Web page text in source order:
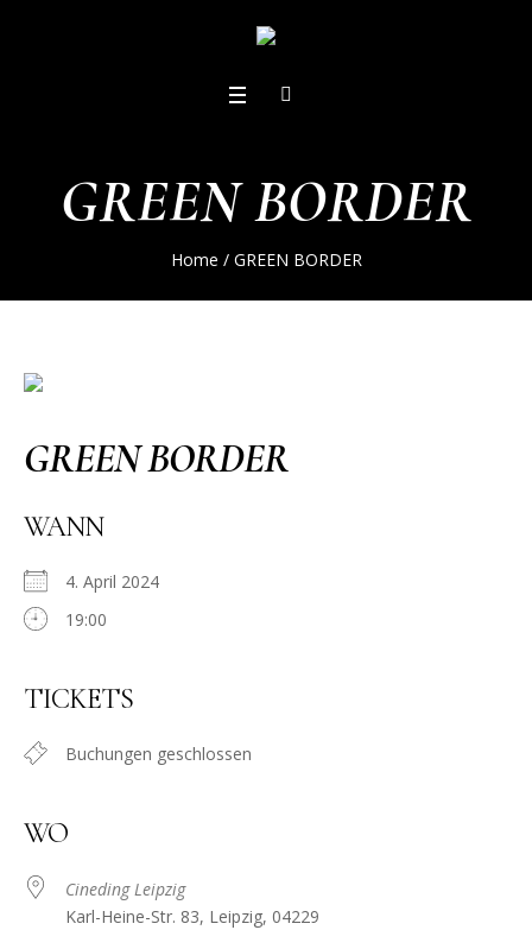
GREEN BORDER
Home / GREEN BORDER
GREEN BORDER
WANN
4. April 2024
19:00
TICKETS
Buchungen geschlossen
WO
Cineding Leipzig
Karl-Heine-Str. 83, Leipzig, 04229